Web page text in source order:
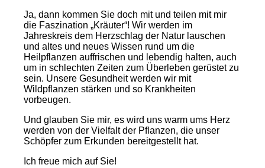
Ja, dann kommen Sie doch mit und teilen mit mir
die Faszination „Kräuter“! Wir werden im
Jahreskreis dem Herzschlag der Natur lauschen
und altes und neues Wissen rund um die
Heilpflanzen auffrischen und lebendig halten, auch
um in schlechten Zeiten zum Überleben gerüstet zu
sein. Unsere Gesundheit werden wir mit
Wildpflanzen stärken und so Krankheiten
vorbeugen.
Und glauben Sie mir, es wird uns warm ums Herz
werden von der Vielfalt der Pflanzen, die unser
Schöpfer zum Erkunden bereitgestellt hat.
Ich freue mich auf Sie!